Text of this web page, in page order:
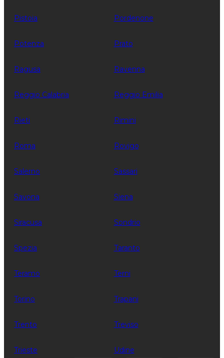
Pistoia Pordenone
Potenza Prato
Ragusa Ravenna
Reggio Calabria Reggio Emilia
Rieti Rimini
Roma Rovigo
Salerno Sassari
Savona Siena
Siracusa Sondrio
Spezia Taranto
Teramo Terni
Torino Trapani
Trento Treviso
Trieste Udine